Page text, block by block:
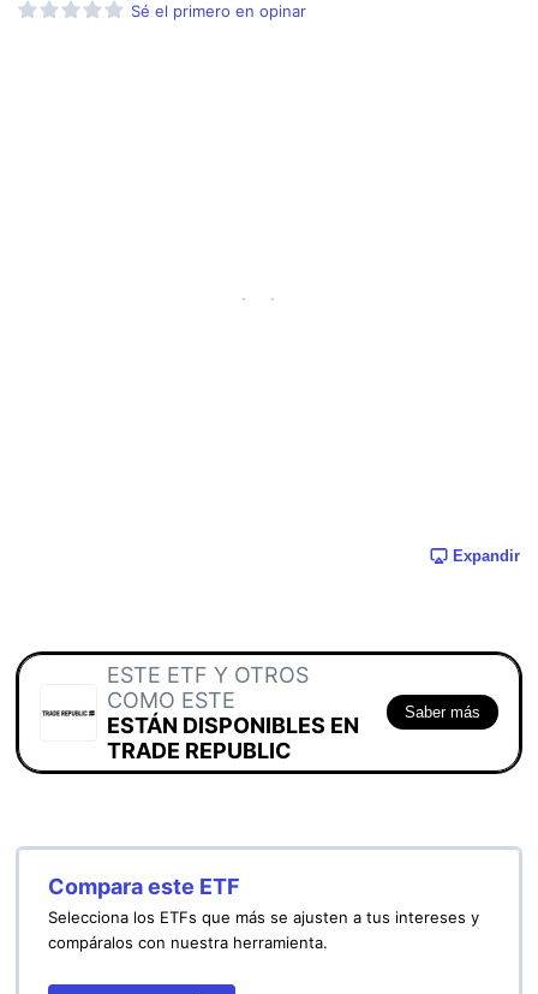
Sé el primero en opinar
Expandir
ESTE ETF Y OTROS
COMO ESTE
ESTÁN DISPONIBLES EN
TRADE REPUBLIC
Saber más
Compara este ETF
Selecciona los ETFs que más se ajusten a tus intereses y
compáralos con nuestra herramienta.